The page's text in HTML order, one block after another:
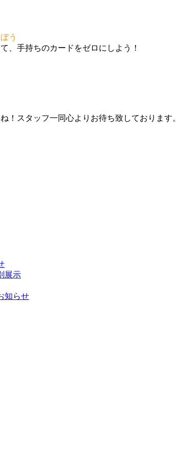
う
、手持ちのカードをゼロにしよう！
！スタッフ一同心よりお待ち致しております。
展示
知らせ